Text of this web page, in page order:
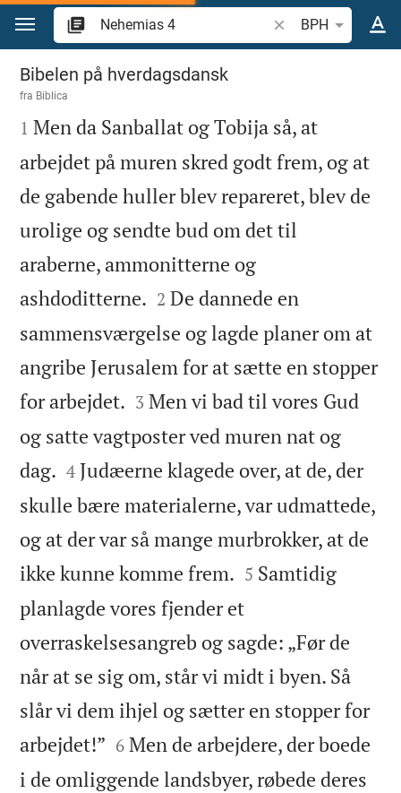
Gå til indhold
Søg efter bibelvers
BPH
Nehemias 4
Bibelen på hverdagsdansk
fra Biblica

1 Men da Sanballat og Tobija så, at
arbejdet på muren skred godt frem, og at
de gabende huller blev repareret, blev de
urolige og sendte bud om det til
araberne, ammonitterne og
ashdoditterne. 

2 De dannede en
sammensværgelse og lagde planer om at
angribe Jerusalem for at sætte en stopper
for arbejdet. 

3 Men vi bad til vores Gud
og satte vagtposter ved muren nat og
dag. 

4 Judæerne klagede over, at de, der
skulle bære materialerne, var udmattede,
og at der var så mange murbrokker, at de
ikke kunne komme frem. 

5 Samtidig
planlagde vores fjender et
overraskelsesangreb og sagde: „Før de
når at se sig om, står vi midt i byen. Så
slår vi dem ihjel og sætter en stopper for
arbejdet!” 

6 Men de arbejdere, der boede
i de omliggende landsbyer, røbede deres